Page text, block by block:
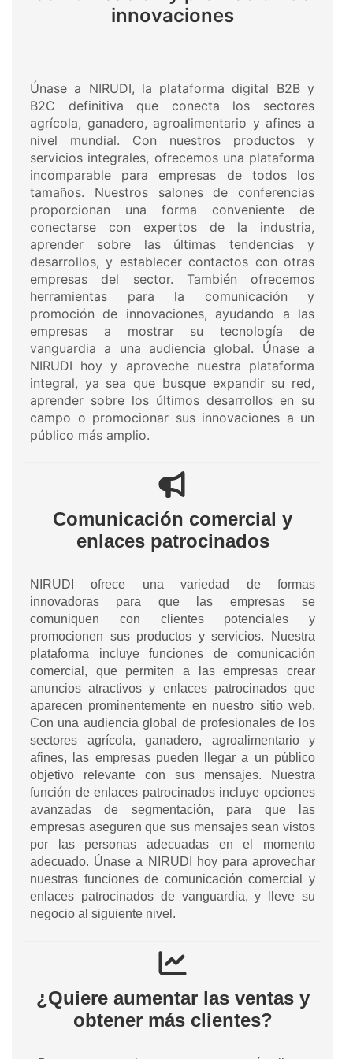
innovaciones
Únase a NIRUDI, la plataforma digital B2B y
B2C definitiva que conecta los sectores
agrícola, ganadero, agroalimentario y afines a
nivel mundial. Con nuestros productos y
servicios integrales, ofrecemos una plataforma
incomparable para empresas de todos los
tamaños. Nuestros salones de conferencias
proporcionan una forma conveniente de
conectarse con expertos de la industria,
aprender sobre las últimas tendencias y
desarrollos, y establecer contactos con otras
empresas del sector. También ofrecemos
herramientas para la comunicación y
promoción de innovaciones, ayudando a las
empresas a mostrar su tecnología de
vanguardia a una audiencia global. Únase a
NIRUDI hoy y aproveche nuestra plataforma
integral, ya sea que busque expandir su red,
aprender sobre los últimos desarrollos en su
campo o promocionar sus innovaciones a un
público más amplio.
Comunicación comercial y
enlaces patrocinados
NIRUDI ofrece una variedad de formas
innovadoras para que las empresas se
comuniquen con clientes potenciales y
promocionen sus productos y servicios. Nuestra
plataforma incluye funciones de comunicación
comercial, que permiten a las empresas crear
anuncios atractivos y enlaces patrocinados que
aparecen prominentemente en nuestro sitio web.
Con una audiencia global de profesionales de los
sectores agrícola, ganadero, agroalimentario y
afines, las empresas pueden llegar a un público
objetivo relevante con sus mensajes. Nuestra
función de enlaces patrocinados incluye opciones
avanzadas de segmentación, para que las
empresas aseguren que sus mensajes sean vistos
por las personas adecuadas en el momento
adecuado. Únase a NIRUDI hoy para aprovechar
nuestras funciones de comunicación comercial y
enlaces patrocinados de vanguardia, y lleve su
negocio al siguiente nivel.
¿Quiere aumentar las ventas y
obtener más clientes?